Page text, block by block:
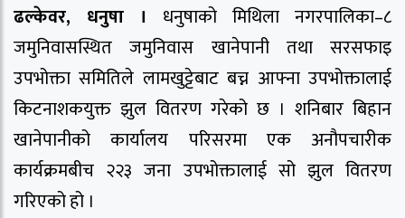
ढल्केवर, धनुषा । धनुषाको मिथिला नगरपालिका–८
जमुनिवासस्थित जमुनिवास खानेपानी तथा सरसफाइ
उपभोक्ता समितिले लामखुट्टेबाट बच्न आफ्ना उपभोक्तालाई
किटनाशकयुक्त झुल वितरण गरेको छ । शनिबार बिहान
खानेपानीको कार्यालय परिसरमा एक अनौपचारीक
कार्यक्रमबीच २२३ जना उपभोक्तालाई सो झुल वितरण
गरिएको हो ।